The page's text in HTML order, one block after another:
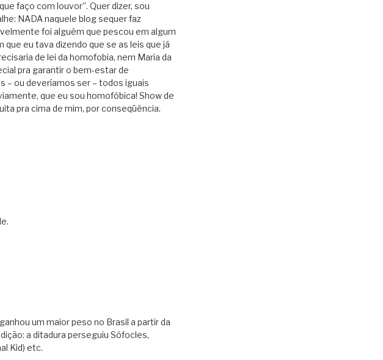
faço com louvor”. Quer dizer, sou
NADA naquele blog sequer faz
foi alguém que pescou em algum
eu tava dizendo que se as leis que já
de lei da homofobia, nem Maria da
pra garantir o bem-estar de
– ou deveríamos ser – todos iguais
que eu sou homofóbica! Show de
pra cima de mim, por conseqüência.
um maior peso no Brasil a partir da
a ditadura perseguiu Sófocles,
Kid) etc.